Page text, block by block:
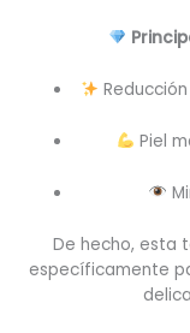
Piel
De hecho, esta
específicamente